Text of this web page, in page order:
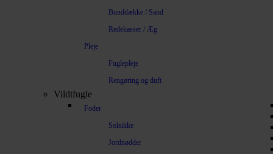
Bunddække / Sand
Redekasser / Æg
Pleje
Fuglepleje
Rengøring og duft
Vildtfugle
Foder
Solsikke
Jordnødder